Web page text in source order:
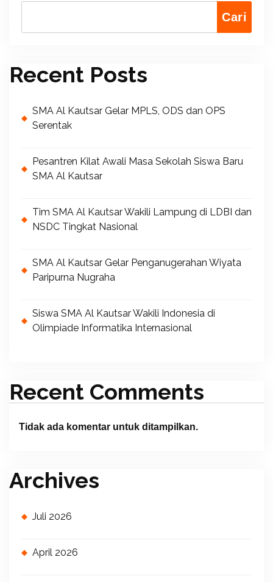
Cari
Recent Posts
SMA Al Kautsar Gelar MPLS, ODS dan OPS
Serentak
Pesantren Kilat Awali Masa Sekolah Siswa Baru
SMA Al Kautsar
Tim SMA Al Kautsar Wakili Lampung di LDBI dan
NSDC Tingkat Nasional
SMA Al Kautsar Gelar Penganugerahan Wiyata
Paripurna Nugraha
Siswa SMA Al Kautsar Wakili Indonesia di
Olimpiade Informatika Internasional
Recent Comments
Tidak ada komentar untuk ditampilkan.
Archives
Juli 2026
April 2026